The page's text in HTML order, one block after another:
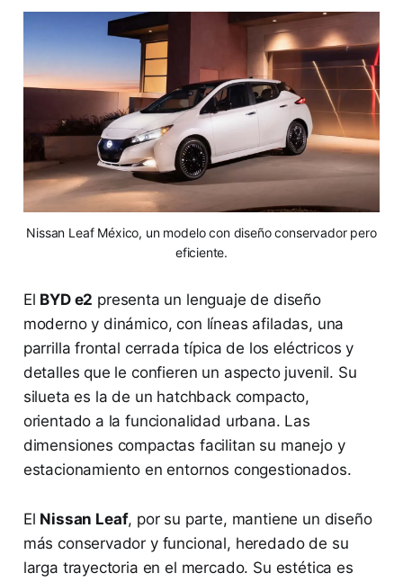
Nissan Leaf México, un modelo con diseño conservador pero
eficiente.
El BYD e2 presenta un lenguaje de diseño
moderno y dinámico, con líneas afiladas, una
parrilla frontal cerrada típica de los eléctricos y
detalles que le confieren un aspecto juvenil. Su
silueta es la de un hatchback compacto,
orientado a la funcionalidad urbana. Las
dimensiones compactas facilitan su manejo y
estacionamiento en entornos congestionados.
El Nissan Leaf, por su parte, mantiene un diseño
más conservador y funcional, heredado de su
larga trayectoria en el mercado. Su estética es